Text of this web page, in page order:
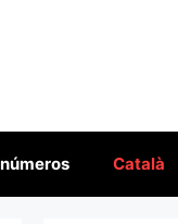
Català